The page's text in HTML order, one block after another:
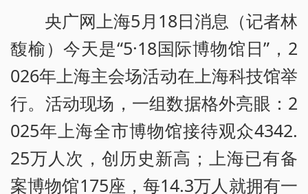
央广网上海5月18日消息（记者林
馥榆）今天是“5·18国际博物馆日”，2
026年上海主会场活动在上海科技馆举
行。活动现场，一组数据格外亮眼：2
025年上海全市博物馆接待观众4342.
25万人次，创历史新高；上海已有备
案博物馆175座，每14.3万人就拥有一